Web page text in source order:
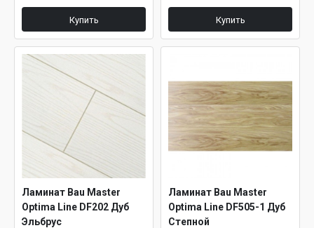
Купить Купить
Ламинат Bau Master
Optima Line DF202 Дуб
Эльбрус
Ламинат Bau Master
Optima Line DF505-1 Дуб
Степной